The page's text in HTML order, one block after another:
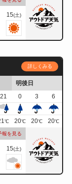
15(土)
詳しくみる
明後日
21 0 3
6
℃ 20℃ 20℃ 20℃
報を見る
15(土)